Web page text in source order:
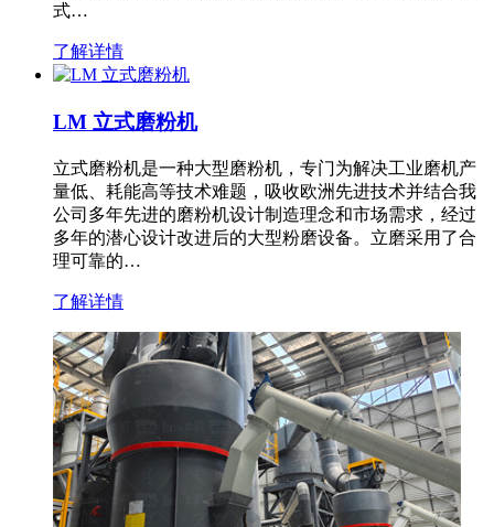
式…
了解详情
LM 立式磨粉机
立式磨粉机是一种大型磨粉机，专门为解决工业磨机产
量低、耗能高等技术难题，吸收欧洲先进技术并结合我
公司多年先进的磨粉机设计制造理念和市场需求，经过
多年的潜心设计改进后的大型粉磨设备。立磨采用了合
理可靠的…
了解详情